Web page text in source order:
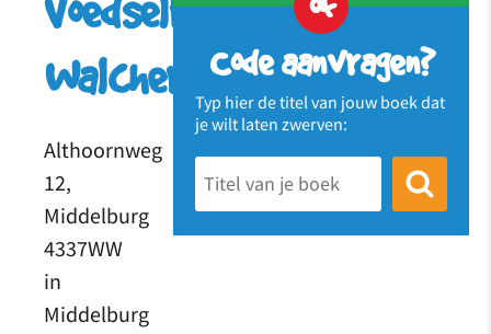
Code aanvragen?
Typ hier de titel van jouw boek dat
je wilt laten zwerven:
Voedselbank
Walcheren
Althoornweg
12,
Middelburg
4337WW
in
Middelburg